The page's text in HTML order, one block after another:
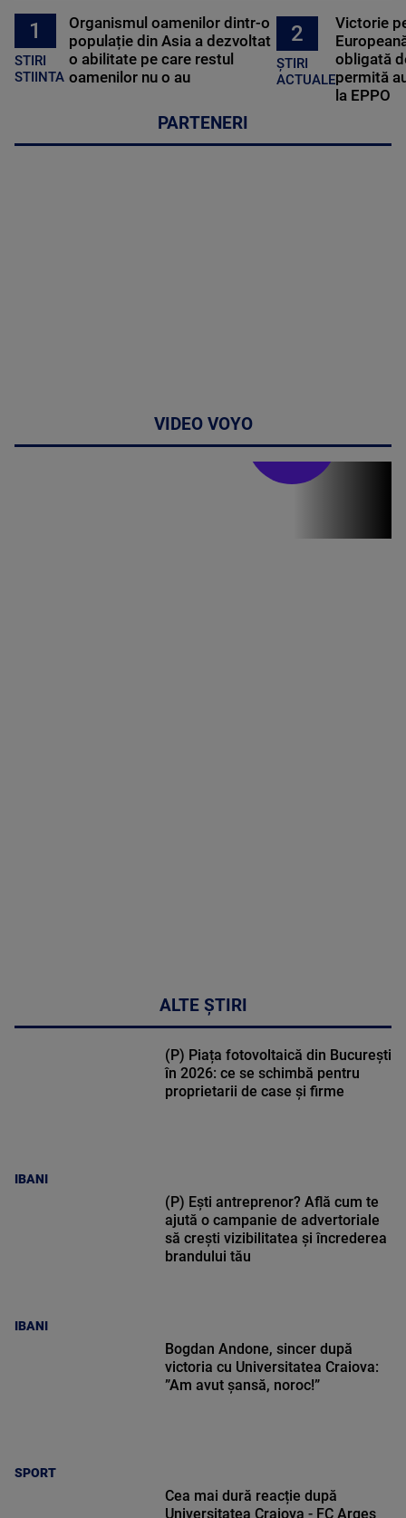
1
STIRI
STIINTA
Organismul oamenilor dintr-o
populație din Asia a dezvoltat
o abilitate pe care restul
oamenilor nu o au
2
ȘTIRI
ACTUALE
Victorie
obligată
permită
la EPPO
PARTENERI
VIDEO VOYO
ALTE ȘTIRI
IBANI
(P) Piața fotovoltaică din București
în 2026: ce se schimbă pentru
proprietarii de case și firme
IBANI
(P) Ești antreprenor? Află cum te
ajută o campanie de advertoriale
să crești vizibilitatea și încrederea
brandului tău
SPORT
Bogdan Andone, sincer după
victoria cu Universitatea Craiova:
”Am avut șansă, noroc!”
Cea mai dură reacție după
Universitatea Craiova - FC Argeș